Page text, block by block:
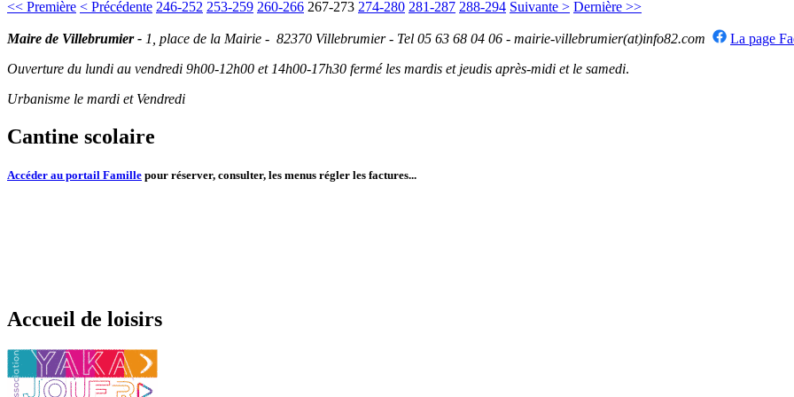
<< Première < Précédente 246-252 253-259 260-266 267-273 274-280 281-287 288-294 Suivante > Dernière >>
Maire de Villebrumier - 1, place de la Mairie - 82370 Villebrumier - Tel 05 63 68 04 06 - mairie-villebrumier(at)info82.com
La page
Ouverture du lundi au vendredi 9h00-12h00 et 14h00-17h30 fermé les mardis et jeudis après-midi et le samedi.
Urbanisme le mardi et Vendredi
Cantine scolaire
Accéder au portail Famille pour réserver, consulter, les menus régler les factures...
Accueil de loisirs